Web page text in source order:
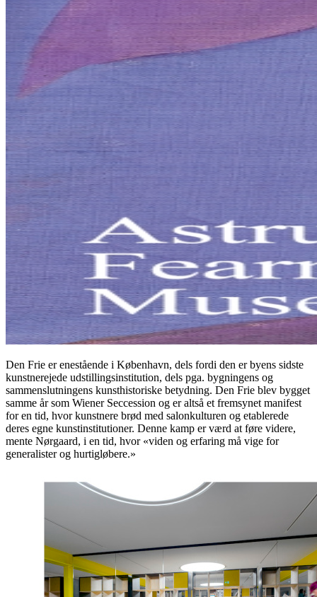
Den Frie er enestående i København, dels fordi den er byens sidste
kunstnerejede udstillingsinstitution, dels pga. bygningens og
sammenslutningens kunsthistoriske betydning. Den Frie blev bygget
samme år som Wiener Seccession og er altså et fremsynet manifest
for en tid, hvor kunstnere brød med salonkulturen og etablerede
deres egne kunstinstitutioner. Denne kamp er værd at føre videre,
mente Nørgaard, i en tid, hvor «viden og erfaring må vige for
generalister og hurtigløbere.»